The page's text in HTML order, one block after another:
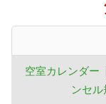
空室カレンダー
ンセル